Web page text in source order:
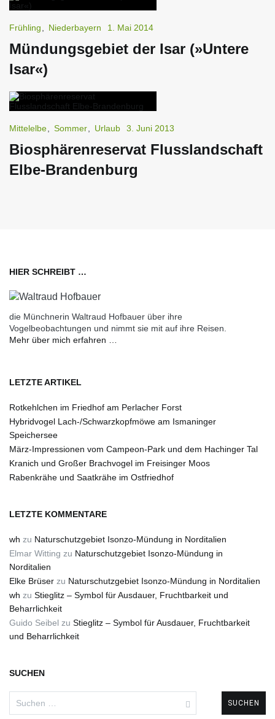
Frühling Niederbayern 1. Mai 2014
Mündungsgebiet der Isar (»Untere
Isar«)
Mittelelbe Sommer Urlaub 3. Juni 2013
Biosphärenreservat Flusslandschaft
Elbe-Brandenburg
HIER SCHREIBT …
die Münchnerin Waltraud Hofbauer über ihre
Vogelbeobachtungen und nimmt sie mit auf ihre Reisen.
Mehr über mich erfahren …
LETZTE ARTIKEL
Rotkehlchen im Friedhof am Perlacher Forst
Hybridvogel Lach-/Schwarzkopfmöwe am Ismaninger
Speichersee
März-Impressionen vom Campeon-Park und dem Hachinger Tal
Kranich und Großer Brachvogel im Freisinger Moos
Rabenkrähe und Saatkrähe im Ostfriedhof
LETZTE KOMMENTARE
wh zu Naturschutzgebiet Isonzo-Mündung in Norditalien
Elmar Witting zu Naturschutzgebiet Isonzo-Mündung in
Norditalien
Elke Brüser zu Naturschutzgebiet Isonzo-Mündung in Norditalien
wh zu Stieglitz – Symbol für Ausdauer, Fruchtbarkeit und
Beharrlichkeit
Guido Seibel zu Stieglitz – Symbol für Ausdauer, Fruchtbarkeit
und Beharrlichkeit
SUCHEN